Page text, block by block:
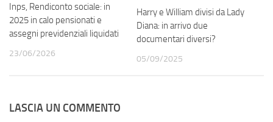
Inps, Rendiconto sociale: in
2025 in calo pensionati e
assegni previdenziali liquidati
23/06/2026
Harry e William divisi da Lady
Diana: in arrivo due
documentari diversi?
05/09/2025
LASCIA UN COMMENTO